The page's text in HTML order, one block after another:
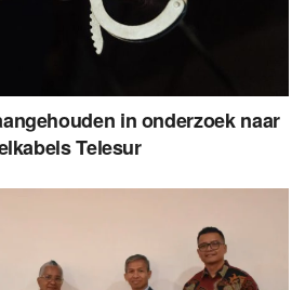
in onderzoek naar
Telesur